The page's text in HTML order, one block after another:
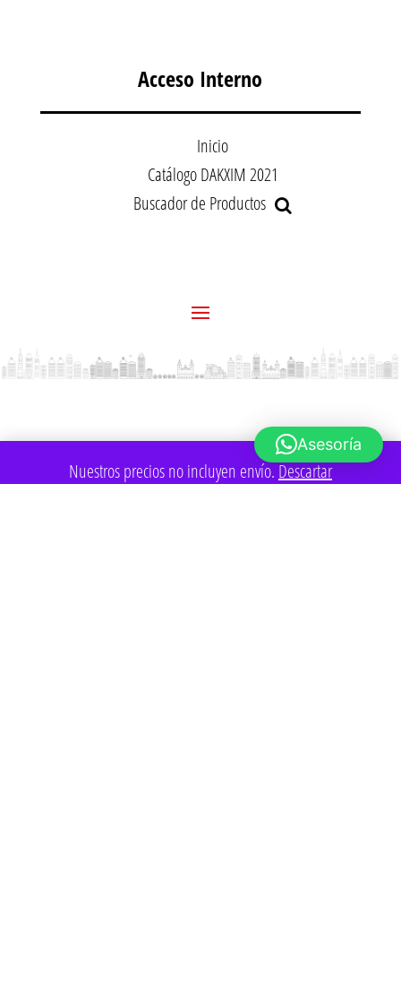
Nuestros precios no incluyen envío. Descartar
Acceso Interno
Inicio
Catálogo DAKXIM 2021
Buscador de Productos
Asesoría